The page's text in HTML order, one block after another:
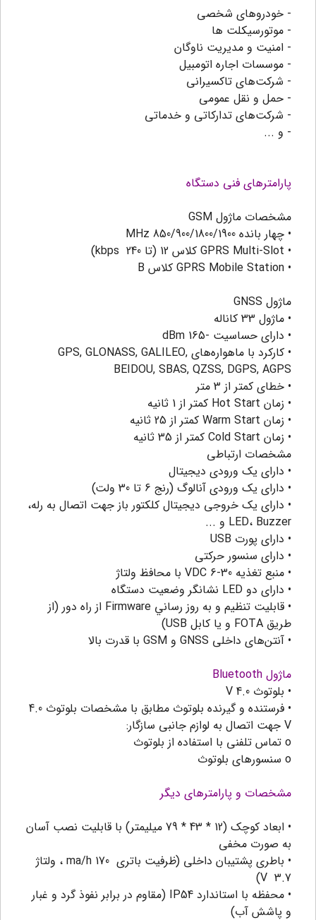
- خودروهای شخصی
- موتورسیکلت ها
- امنیت و مدیریت ناوگان
- موسسات اجاره اتومبیل
- شرکت‌های تاکسیرانی
- حمل و نقل عمومی
- شرکت‌های تدارکاتی و خدماتی
- و ...
پارامترهای فنی دستگاه
مشخصات ماژول GSM
• چهار بانده MHz 850/900/1800/1900
• GPRS Multi-Slot کلاس 12 (تا kbps 240)
• GPRS Mobile Station کلاس B
ماژول GNSS
• ماژول 33 کاناله
• دارای حساسیت -165 dBm
• کارکرد با ماهواره‌های GPS, GLONASS, GALILEO,
BEIDOU, SBAS, QZSS, DGPS, AGPS
• خطای کمتر از 3 متر
• زمان Hot Start کمتر از 1 ثانیه
• زمان Warm Start کمتر از 25 ثانیه
• زمان Cold Start کمتر از 35 ثانیه
مشخصات ارتباطی
• دارای یک ورودی دیجیتال
• دارای یک ورودی آنالوگ (رنج 6 تا 30 ولت)
• دارای یک خروجی دیجیتال کلکتور باز جهت اتصال به رله،
LED، Buzzer و ...
• دارای پورت USB
• دارای سنسور حرکتی
• منبع تغذیه VDC 6-30 با محافظ ولتاژ
• دارای دو LED نشانگر وضعیت دستگاه
• قابلیت تنظیم و به روز رساني Firmware از راه دور (از
طریق FOTA و یا کابل USB)
• آنتن‌های داخلی GNSS و GSM با قدرت بالا
ماژول Bluetooth
• بلوتوث 4.0 V
• فرستنده و گیرنده بلوتوث مطابق با مشخصات بلوتوث 4.0
V جهت اتصال به لوازم جانبی سازگار:
o تماس تلفنی با استفاده از بلوتوث
o سنسورهای بلوتوث
مشخصات و پارامترهای دیگر
• ابعاد کوچک (12 * 43 * 79 میلیمتر) با قابلیت نصب آسان
به صورت مخفی
• باطری پشتیبان داخلی (ظرفیت باتری ma/h 170 ، ولتاژ
V 3.7)
• محفظه با استاندارد IP54 (مقاوم در برابر نفوذ گرد و غبار
و پاشش آب)